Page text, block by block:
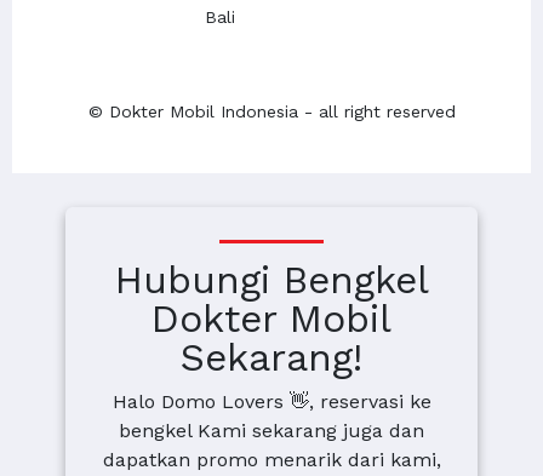
Bali
© Dokter Mobil Indonesia - all right reserved
Hubungi Bengkel
Dokter Mobil
Sekarang!
Halo Domo Lovers 👋, reservasi ke
bengkel Kami sekarang juga dan
dapatkan promo menarik dari kami,